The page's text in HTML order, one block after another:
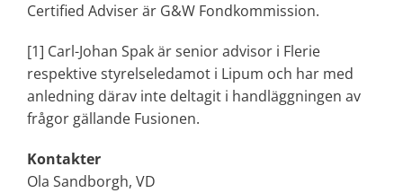
Certified Adviser är G&W Fondkommission.
[1] Carl-Johan Spak är senior advisor i Flerie
respektive styrelseledamot i Lipum och har med
anledning därav inte deltagit i handläggningen av
frågor gällande Fusionen.
Kontakter
Ola Sandborgh, VD